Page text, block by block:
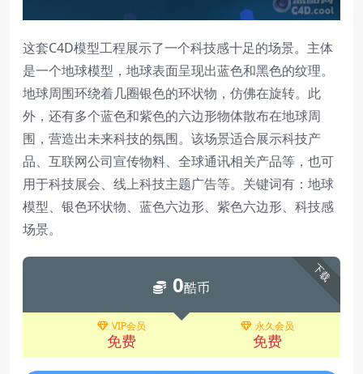
这套C4D模型工程展示了一个科技感十足的场景。主体
是一个地球模型，地球表面呈现出蓝色和黑色的纹理。
地球周围环绕着几圈银色的环状物，仿佛在旋转。此
外，还有多个蓝色和紫色的六边形物体散布在地球周
围，营造出未来科技的氛围。该场景适合展示科技产
品、互联网公司宣传物料、全球通讯相关产品等，也可
用于科技展会、线上科技主题广告等。关键词有：地球
模型、银色环状物、蓝色六边形、紫色六边形、科技感
场景。
下载
0酷币
VIP会员
免费
永久会员
免费